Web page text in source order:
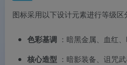
图标采用以下设计元素进行等级区
色彩基调 ：暗黑金属、血红
核心造型 ：暗影装备、诅咒